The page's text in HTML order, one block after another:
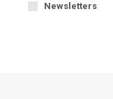
Newsletters